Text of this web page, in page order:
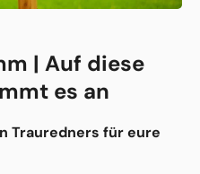
| Auf diese
es an
Trauredners für eure